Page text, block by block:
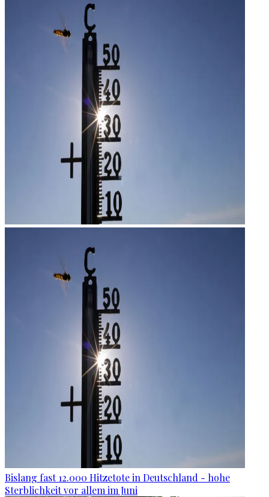
Bislang fast 12.000 Hitzetote in Deutschland - hohe
Sterblichkeit vor allem im Juni